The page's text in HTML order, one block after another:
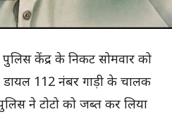
केंद्र के निकट सोमवार को
112 नंबर गाड़ी के चालक
ने टोटो को जब्त कर लिया